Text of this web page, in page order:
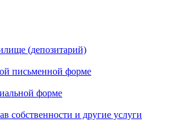
(депозитарий)
письменной форме
форме
собственности и другие услуги